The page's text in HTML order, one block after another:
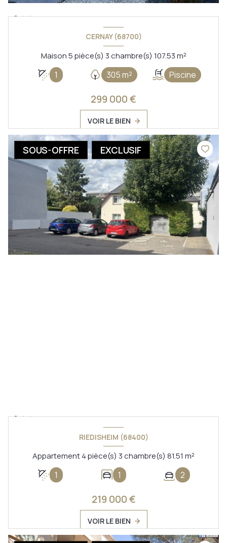
CERNAY (68700)
Maison 5 pièce(s) 3 chambre(s) 107.53 m²
1 305 m² Piscine
299 000 €
VOIR LE BIEN
SOUS-OFFRE EXCLUSIF
RIEDISHEIM (68400)
Appartement 4 pièce(s) 3 chambre(s) 81.51 m²
1 1 2
219 000 €
VOIR LE BIEN